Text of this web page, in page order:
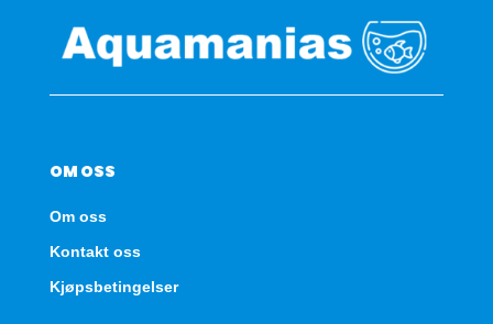
OM OSS
Om oss
Kontakt oss
Kjøpsbetingelser